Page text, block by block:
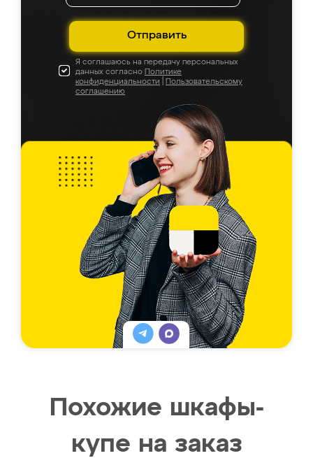
Отправить
Я соглашаюсь на передачу персональных
данных согласно Политике
конфиденциальности
Пользовательскому
соглашению
Похожие шкафы-
купе на заказ